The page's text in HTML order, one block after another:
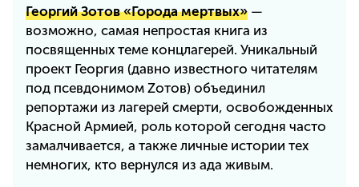
Георгий Зотов «Города мертвых» —
возможно, самая непростая книга из
посвященных теме концлагерей. Уникальный
проект Георгия (давно известного читателям
под псевдонимом Zотов) объединил
репортажи из лагерей смерти, освобожденных
Красной Армией, роль которой сегодня часто
замалчивается, а также личные истории тех
немногих, кто вернулся из ада живым.